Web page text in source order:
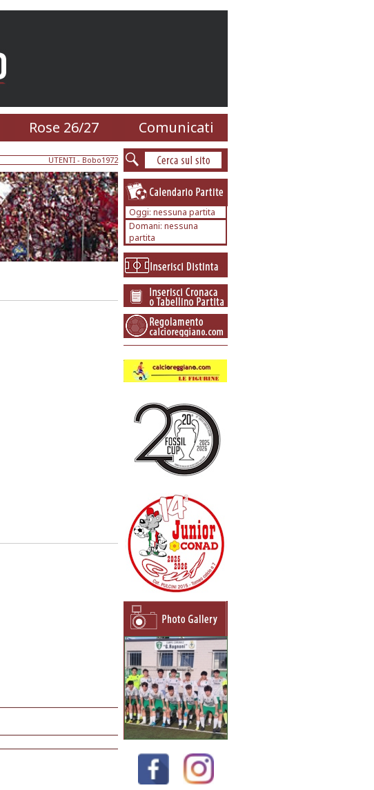
Rose 26/27 Comunicati
UTENTI - Bobo1972
Oggi: nessuna partita
Domani: nessuna
partita